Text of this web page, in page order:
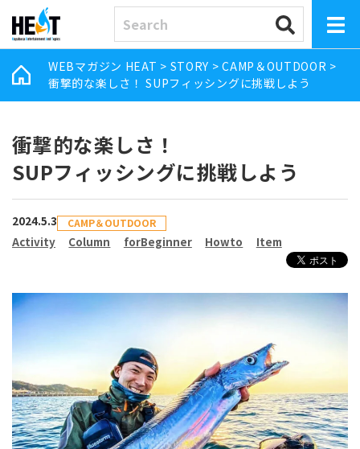
WEBマガジン HEAT > STORY >CAMP＆OUTDOOR >
衝撃的な楽しさ！ SUPフィッシングに挑戦しよう
衝撃的な楽しさ！
SUPフィッシングに挑戦しよう
2024.5.3 CAMP＆OUTDOOR
Activity Column forBeginner Howto Item